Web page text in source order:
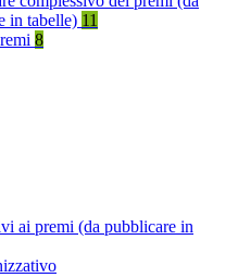
in tabelle) 11
8
ai premi (da pubblicare in